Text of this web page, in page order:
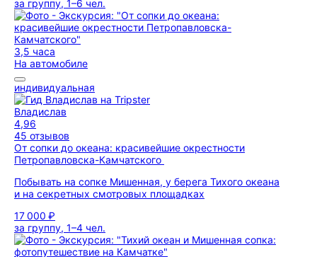
за группу, 1–6 чел.
3,5 часа
На автомобиле
индивидуальная
Владислав
4,96
45 отзывов
От сопки до океана: красивейшие окрестности
Петропавловска-Камчатского
Побывать на сопке Мишенная, у берега Тихого океана
и на секретных смотровых площадках
17 000 ₽
за группу, 1–4 чел.